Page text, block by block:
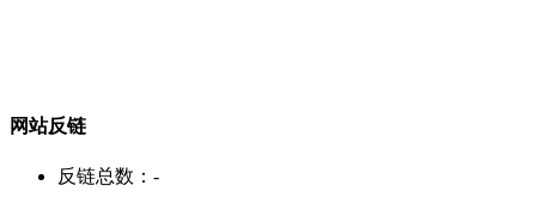
网站反链
反链总数： -